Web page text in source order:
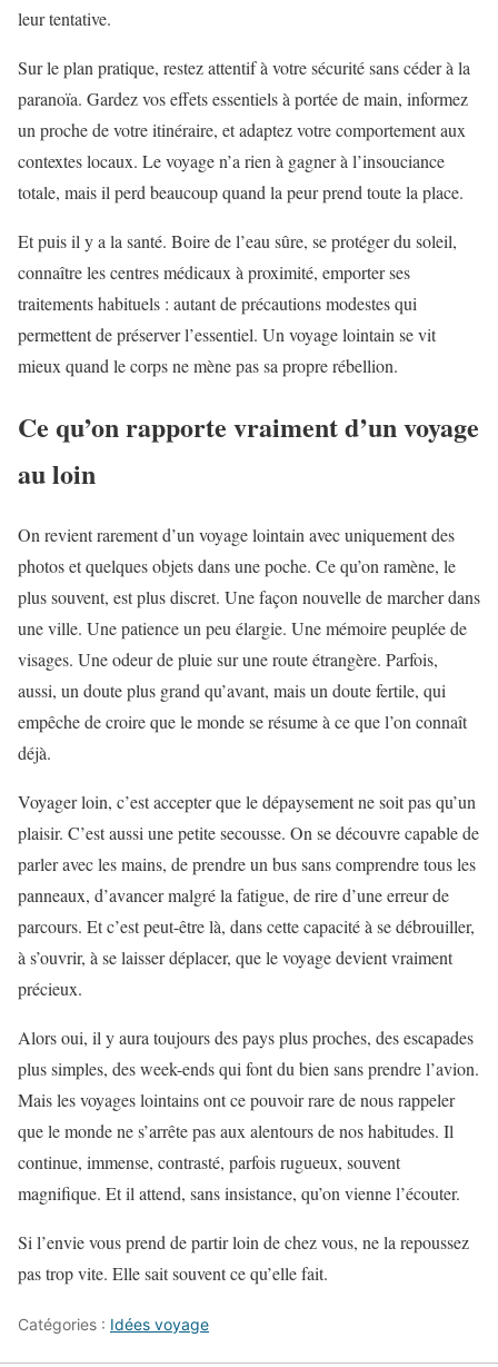
leur tentative.
Sur le plan pratique, restez attentif à votre sécurité sans céder à la
paranoïa. Gardez vos effets essentiels à portée de main, informez
un proche de votre itinéraire, et adaptez votre comportement aux
contextes locaux. Le voyage n’a rien à gagner à l’insouciance
totale, mais il perd beaucoup quand la peur prend toute la place.
Et puis il y a la santé. Boire de l’eau sûre, se protéger du soleil,
connaître les centres médicaux à proximité, emporter ses
traitements habituels : autant de précautions modestes qui
permettent de préserver l’essentiel. Un voyage lointain se vit
mieux quand le corps ne mène pas sa propre rébellion.
Ce qu’on rapporte vraiment d’un voyage
au loin
On revient rarement d’un voyage lointain avec uniquement des
photos et quelques objets dans une poche. Ce qu’on ramène, le
plus souvent, est plus discret. Une façon nouvelle de marcher dans
une ville. Une patience un peu élargie. Une mémoire peuplée de
visages. Une odeur de pluie sur une route étrangère. Parfois,
aussi, un doute plus grand qu’avant, mais un doute fertile, qui
empêche de croire que le monde se résume à ce que l’on connaît
déjà.
Voyager loin, c’est accepter que le dépaysement ne soit pas qu’un
plaisir. C’est aussi une petite secousse. On se découvre capable de
parler avec les mains, de prendre un bus sans comprendre tous les
panneaux, d’avancer malgré la fatigue, de rire d’une erreur de
parcours. Et c’est peut-être là, dans cette capacité à se débrouiller,
à s’ouvrir, à se laisser déplacer, que le voyage devient vraiment
précieux.
Alors oui, il y aura toujours des pays plus proches, des escapades
plus simples, des week-ends qui font du bien sans prendre l’avion.
Mais les voyages lointains ont ce pouvoir rare de nous rappeler
que le monde ne s’arrête pas aux alentours de nos habitudes. Il
continue, immense, contrasté, parfois rugueux, souvent
magnifique. Et il attend, sans insistance, qu’on vienne l’écouter.
Si l’envie vous prend de partir loin de chez vous, ne la repoussez
pas trop vite. Elle sait souvent ce qu’elle fait.
Catégories : Idées voyage